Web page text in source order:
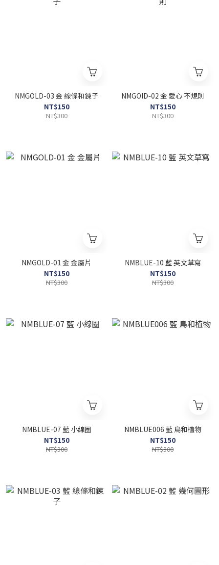
NMGOLD-03 金 線條和鍊子
NT$150
NT$300
NMGOlD-02 金 愛心 不規則
NT$150
NT$300
NMGOLD-01 金 金屬片
NT$150
NT$300
NMBLUE-10 藍 英文草寫
NT$150
NT$300
NMBLUE-07 藍 小線圈
NT$150
NT$300
NMBLUE006 藍 鳥和植物
NT$150
NT$300